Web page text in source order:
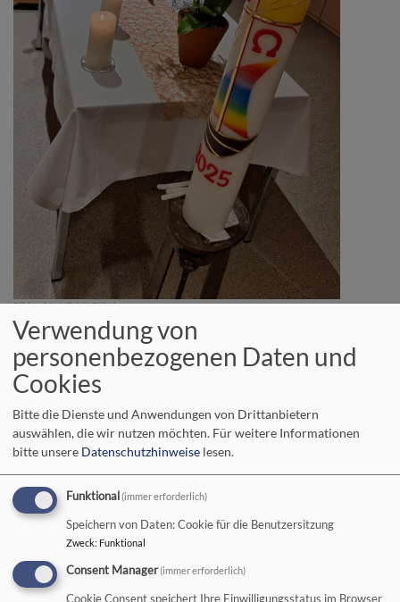
BildrechteUllrich Göbel
Verwendung von
personenbezogenen Daten und
Cookies
Bitte die Dienste und Anwendungen von Drittanbietern
auswählen, die wir nutzen möchten. Für weitere Informationen
bitte unsere Datenschutzhinweise lesen.
Funktional (immer erforderlich)
Speichern von Daten: Cookie für die Benutzersitzung
Zweck: Funktional
Consent Manager(immer erforderlich)
Cookie Consent speichert Ihre Einwilligungsstatus im Browser